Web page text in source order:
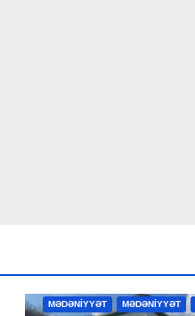
MƏDƏNİYYƏT MƏDƏNİYYƏT